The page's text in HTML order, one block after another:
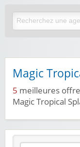
Magic
5 meilleures
Magic Tropical